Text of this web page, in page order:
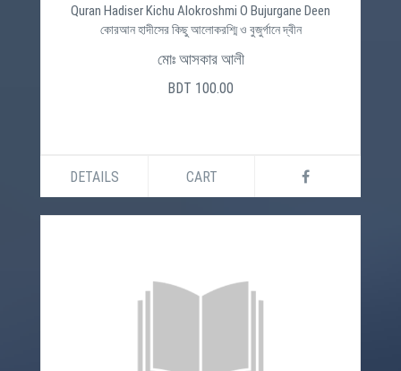
Quran Hadiser Kichu Alokroshmi O Bujurgane Deen
কোরআন হাদীসের কিছু আলোকরশ্মি ও বুজুর্গানে দ্বীন
মোঃ আসকার আলী
BDT 100.00
DETAILS CART